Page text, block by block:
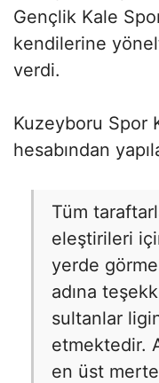
Gençlik Kale
kendilerine
verdi.
Kuzeyboru Spor
hesabından
Tüm
eleştirileri
yerde
adına
sultanlar
etmektedir.
en üst